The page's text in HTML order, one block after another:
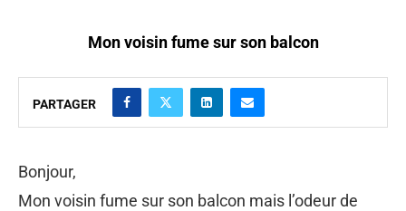
Mon voisin fume sur son balcon
PARTAGER
Bonjour,
Mon voisin fume sur son balcon mais l’odeur de